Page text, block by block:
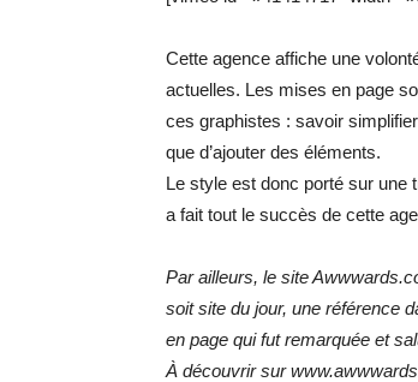
Cette agence affiche une
actuelles. Les mises en page
ces graphistes : savoir
que d’ajouter des éléments.
Le style est donc porté sur une
a fait tout le succès de cette
Par ailleurs, le site
soit site du jour, une référence
en page qui fut remarquée et
À découvrir sur